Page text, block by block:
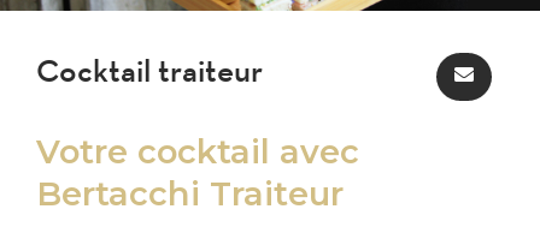
Cocktail traiteur
Votre cocktail avec
Bertacchi Traiteur